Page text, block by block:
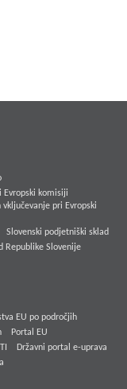
komisiji
pri Evropski
Slovenski podjetniški sklad
Republike Slovenije
EU po področjih
Portal EU
Državni portal e-uprava